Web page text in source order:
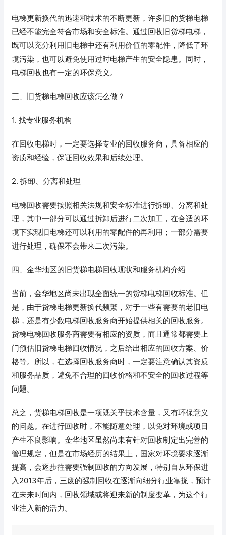
电梯更新换代的迅速和技术的不断更新，许多旧的货梯电梯
已经不能完全符合市场和安全标准。通过回收旧货梯电梯，
既可以充分利用旧电梯中还有利用价值的零配件，降低了环
境污染，也可以避免使用过时电梯产生的安全隐患。同时，
电梯回收也有一定的环保意义。
三、旧货梯电梯回收应该怎么做？
1. 找专业服务机构
在回收电梯时，一定要选择专业的回收服务商，具备相应的
资质和经验，保证回收效果和后续处理。
2. 拆卸、分离和处理
电梯回收需要按照相关法规和安全标准进行拆卸、分离和处
理，其中一部分可以通过拆卸后进行二次加工，在合适的环
境下实现旧电梯还可以利用的零配件的再利用；一部分需要
进行处理，确保不会带来二次污染。
四、金华地区的旧货梯电梯回收现状和服务机构介绍
当前，金华地区尚未出现全面统一的货梯电梯回收标准。但
是，由于货梯电梯更新换代频繁，对于一些有需要的老旧电
梯，还是有少数电梯回收服务商开始提供相关的回收服务。
货梯电梯回收服务商需要有相应的资质，而且通常都需要上
门预估旧货梯电梯回收情况，之后给出相应的回收方案、价
格等。所以，在选择回收服务商时，一定要注意确认其资质
和服务品质，避免不合理的回收价格和不安全的回收过程等
问题。
总之，货梯电梯回收是一项既关乎技术含量，又有环保意义
的问题。在进行回收时，不能随意处理，以免对环境或项目
产生不良影响。金华地区虽然尚未有针对回收制定出完善的
管理规定，但是在市场经历的结果上，国家对环境要求逐渐
提高，会逐步往需要强制回收的方向发展，特别自从环保进
入2013年后，三废的强制回收在逐渐向细分行业靠拢，预计
在未来时间内，回收领域或将迎来新的制度变革，为这个行
业注入新的活力。